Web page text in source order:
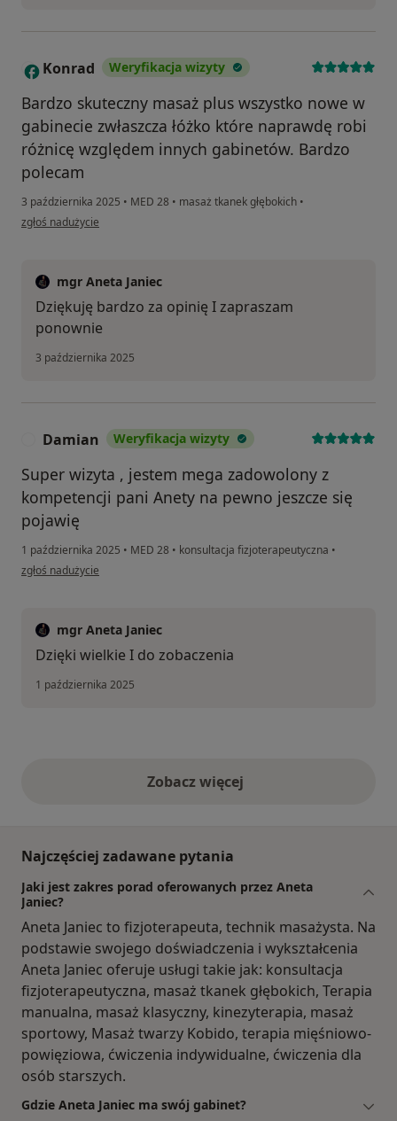
K Konrad Weryfikacja wizyty
Bardzo skuteczny masaż plus wszystko nowe w
gabinecie zwłaszcza łóżko które naprawdę robi
różnicę względem innych gabinetów. Bardzo
polecam
3 października 2025 • MED 28 • masaż tkanek głębokich •
w opinii użytkownika Konrad
zgłoś nadużycie
mgr Aneta Janiec
Dziękuję bardzo za opinię I zapraszam
ponownie
3 października 2025
Damian Weryfikacja wizyty
Super wizyta , jestem mega zadowolony z
kompetencji pani Anety na pewno jeszcze się
pojawię
1 października 2025 • MED 28 • konsultacja fizjoterapeutyczna •
w opinii użytkownika Damian
zgłoś nadużycie
mgr Aneta Janiec
Dzięki wielkie I do zobaczenia
1 października 2025
Zobacz więcejopinie powyżej
Najczęściej zadawane pytania
Jaki jest zakres porad oferowanych przez Aneta
Janiec?
Aneta Janiec to fizjoterapeuta, technik masażysta. Na
podstawie swojego doświadczenia i wykształcenia
Aneta Janiec oferuje usługi takie jak: konsultacja
fizjoterapeutyczna, masaż tkanek głębokich, Terapia
manualna, masaż klasyczny, kinezyterapia, masaż
sportowy, Masaż twarzy Kobido, terapia mięśniowo-
powięziowa, ćwiczenia indywidualne, ćwiczenia dla
osób starszych.
Gdzie Aneta Janiec ma swój gabinet?